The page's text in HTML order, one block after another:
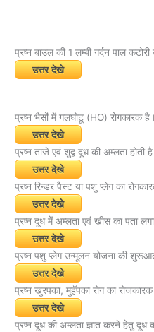
प्रष्न बाउल की 1 लम्बी गर्दन पाल
उत्तर देखे
प्रष्न भैसों में गलघोटू (HO) रोगकारक है।
उत्तर देखे
प्रष्न ताजे एवं शुद्व दूध की अम्लता होती
उत्तर देखे
प्रष्न रिन्डर पैस्ट या पशु प्लेग का
उत्तर देखे
प्रष्न दूध में अम्लता एवं खीस का पता
उत्तर देखे
प्रष्न पशु प्लेग उन्मूलन योजना की
उत्तर देखे
प्रष्न खुरपका, मुहॅपका रोग का
उत्तर देखे
प्रष्न दूध की अम्लता ज्ञात करने हेतु दूध